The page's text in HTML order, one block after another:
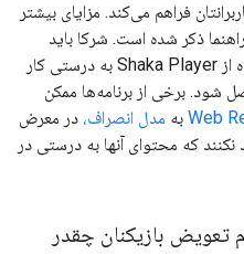
فراهم می‌کند. مزایای بیشتر
ذکر شده است. شرکا باید
تأیید کنند که برنامه‌هایشان با استفاده از Shaka Player به درستی کار
شود. برخی از برنامه‌ها ممکن
به مدل انصراف، در معرض
نکنند که محتوای آنها به درستی در
تعویض بازیکنان چقدر